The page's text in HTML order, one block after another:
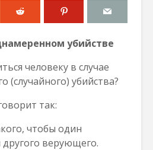
убийстве
человеку в случае
(случайного) убийства?
так:
чтобы один
верующего.